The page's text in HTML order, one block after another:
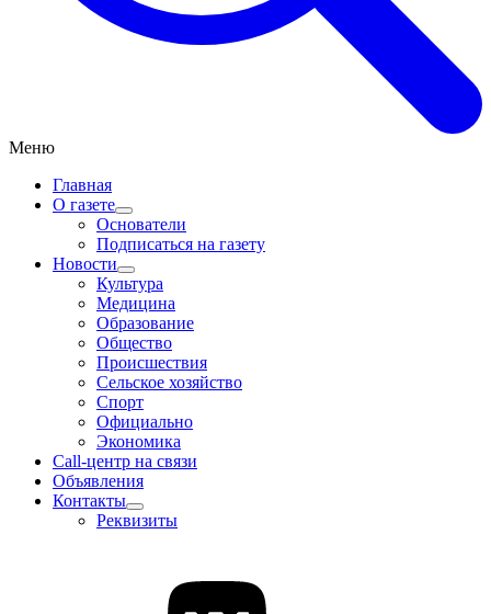
Меню
Главная
О газете
Основатели
Подписаться на газету
Новости
Культура
Медицина
Образование
Общество
Происшествия
Сельское хозяйство
Спорт
Официально
Экономика
Call-центр на связи
Объявления
Контакты
Реквизиты